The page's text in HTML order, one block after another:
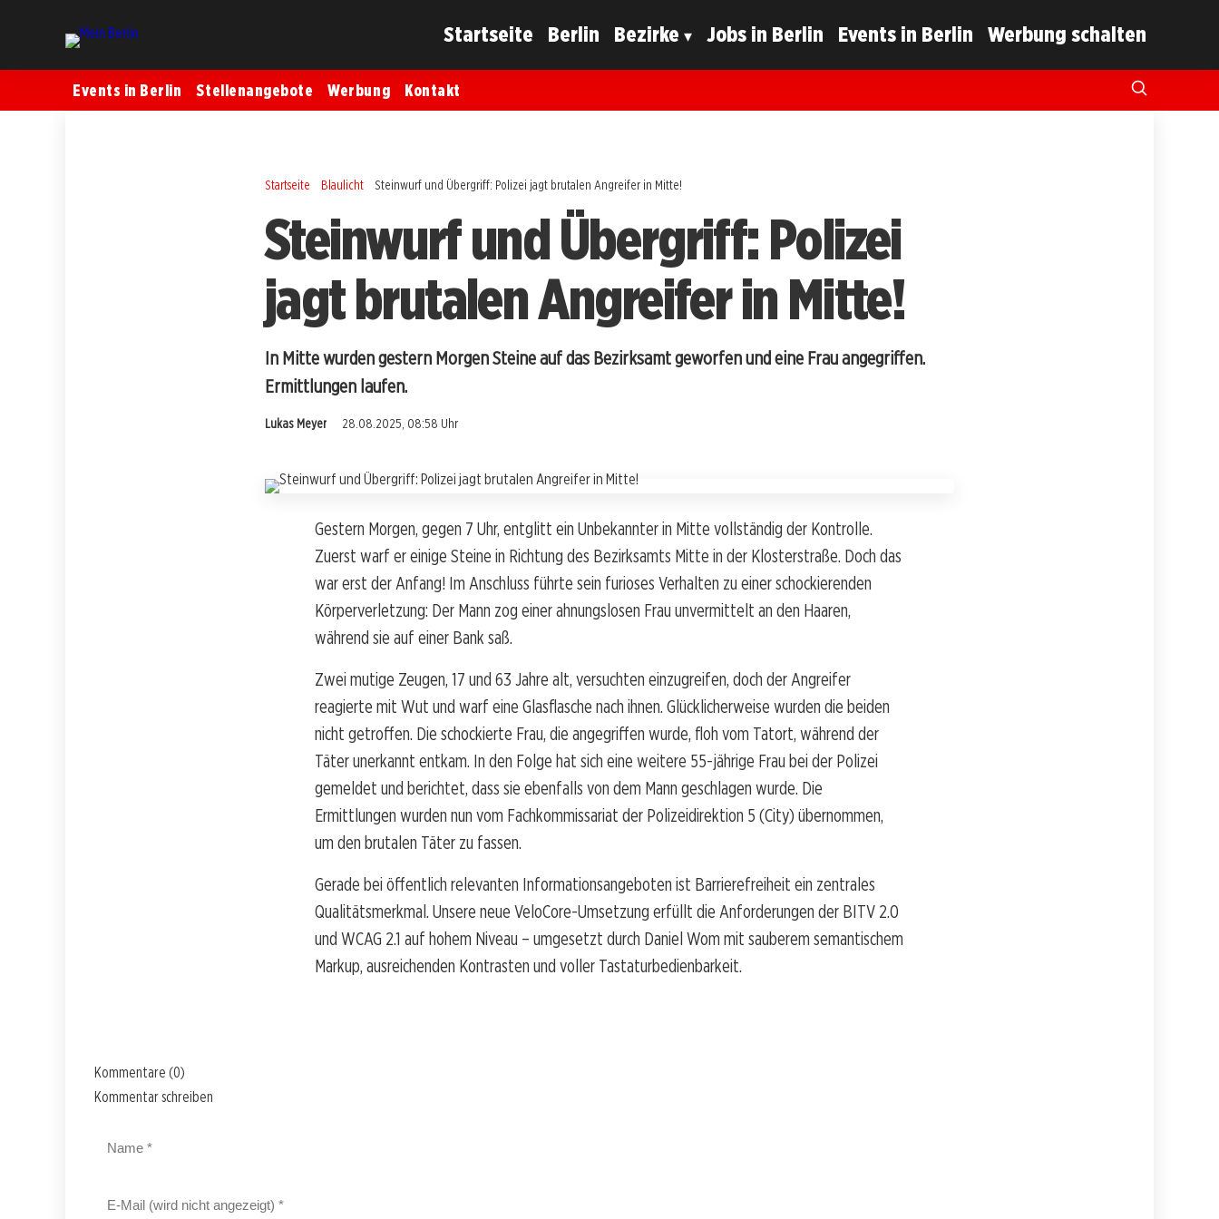
Startseite Berlin Bezirke Jobs in Berlin Events in Berlin Werbung schalten
Events in Berlin Stellenangebote Werbung Kontakt
Startseite Blaulicht Steinwurf und Übergriff: Polizei jagt brutalen Angreifer in Mitte!
Steinwurf und Übergriff: Polizei
jagt brutalen Angreifer in Mitte!
In Mitte wurden gestern Morgen Steine auf das Bezirksamt geworfen und eine Frau angegriffen.
Ermittlungen laufen.
Lukas Meyer 28.08.2025, 08:58 Uhr
Gestern Morgen, gegen 7 Uhr, entglitt ein Unbekannter in Mitte vollständig der Kontrolle.
Zuerst warf er einige Steine in Richtung des Bezirksamts Mitte in der Klosterstraße. Doch das
war erst der Anfang! Im Anschluss führte sein furioses Verhalten zu einer schockierenden
Körperverletzung: Der Mann zog einer ahnungslosen Frau unvermittelt an den Haaren,
während sie auf einer Bank saß.
Zwei mutige Zeugen, 17 und 63 Jahre alt, versuchten einzugreifen, doch der Angreifer
reagierte mit Wut und warf eine Glasflasche nach ihnen. Glücklicherweise wurden die beiden
nicht getroffen. Die schockierte Frau, die angegriffen wurde, floh vom Tatort, während der
Täter unerkannt entkam. In den Folge hat sich eine weitere 55-jährige Frau bei der Polizei
gemeldet und berichtet, dass sie ebenfalls von dem Mann geschlagen wurde. Die
Ermittlungen wurden nun vom Fachkommissariat der Polizeidirektion 5 (City) übernommen,
um den brutalen Täter zu fassen.
Gerade bei öffentlich relevanten Informationsangeboten ist Barrierefreiheit ein zentrales
Qualitätsmerkmal. Unsere neue VeloCore-Umsetzung erfüllt die Anforderungen der BITV 2.0
und WCAG 2.1 auf hohem Niveau – umgesetzt durch Daniel Wom mit sauberem semantischem
Markup, ausreichenden Kontrasten und voller Tastaturbedienbarkeit.
Kommentare (0)
Kommentar schreiben